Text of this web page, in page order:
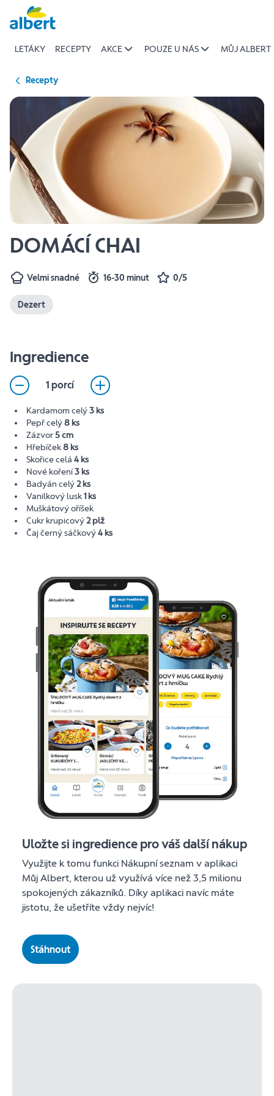
Přeskočit
LETÁKY RECEPTY AKCE POUZE U NÁS MŮJ ALBERT
Recepty
DOMÁCÍ CHAI
Velmi snadné 16-30 minut 0/5
Dezert
Ingredience
1 porcí
Kardamom celý3 ks
Pepř celý8 ks
Zázvor5 cm
Hřebíček8 ks
Skořice celá 4 ks
Nové koření3 ks
Badyán celý2 ks
Vanilkový lusk1 ks
Muškátový oříšek
Cukr krupicový2 plž
Čaj černý sáčkový4 ks
Uložte si ingredience pro váš další nákup
Využijte k tomu funkci Nákupní seznam v aplikaci
Můj Albert, kterou už využívá více než 3,5 milionu
spokojených zákazníků. Díky aplikaci navíc máte
jistotu, že ušetříte vždy nejvíc!
Stáhnout